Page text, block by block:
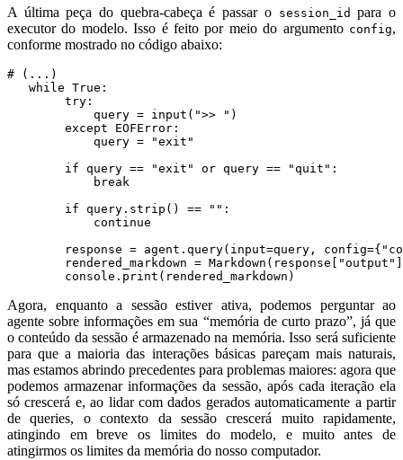
A última peça do quebra-cabeça é passar o session_id para o
executor do modelo. Isso é feito por meio do argumento config,
conforme mostrado no código abaixo:
# (...)
while True :
try :
query = input ( ">> " )
except
EOFError :
query =
"exit"
if query == "exit" or query == "quit" :
break
if query . strip () == "" :
continue
response = agent . query( input=query , config={
rendered_markdown = Markdown ( response "output"
console . print ( rendered_markdown )
Agora, enquanto a sessão estiver ativa, podemos perguntar ao
agente sobre informações em sua “memória de curto prazo”, já que
o conteúdo da sessão é armazenado na memória. Isso será suficiente
para que a maioria das interações básicas pareçam mais naturais,
mas estamos abrindo precedentes para problemas maiores: agora que
podemos armazenar informações da sessão, após cada iteração ela
só crescerá e, ao lidar com dados gerados automaticamente a partir
de queries, o contexto da sessão crescerá muito rapidamente,
atingindo em breve os limites do modelo, e muito antes de
atingirmos os limites da memória do nosso computador.